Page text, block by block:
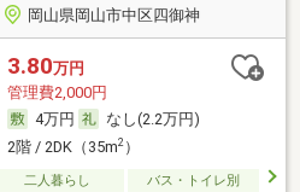
岡山県岡山市中区四御神
3.80万円
管理費2,000円
4万円
なし(2.2万円)
2階 / 2DK（35m2）
二人暮らし
バス・トイレ別